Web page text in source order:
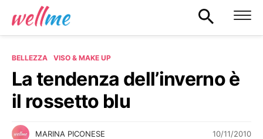
BELLEZZA VISO & MAKE UP
La tendenza dell’inverno è
il rossetto blu
MARINA PICONESE 10/11/2010